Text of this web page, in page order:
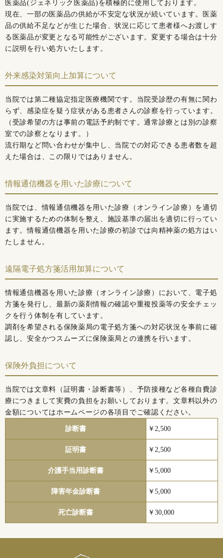
医薬品(ジェネリック医薬品)を積極的に使用しております。
現在、一部の医薬品の供給が不安定な状況が続いています。医薬
品の供給不足などが生じた場合、状況に応じて患者様へお渡しす
る医薬品が変更となる可能性がございます。変更する場合は十分
に説明を行い処方いたします。
外来感染対策向上加算について
当院では第二種協定指定医療機関です。当院受診歴の有無に関わ
らず、感染症を疑う症状がある患者さんの診察を行っています。
（受診希望の方は事前の電話予約制です。通常診療とは別の診察
室での診察となります。）
流行期など問い合わせが集中し、当院での対応できる患者数を超
えた場合は、この限りではありません。
情報通信機器を用いた診療について
当院では、情報通信機器を用いた診療（オンライン診療）を適切
に実施するための体制を整え、施設基準の届出を適切に行ってい
ます。情報通信機器を用いた診療の初診では向精神薬の処方はい
たしません。
遠隔電子処方箋活用加算について
情報通信機器を用いた診療（オンライン診療）において、電子処
方箋を発行し、最新の薬剤情報の確認や重複投薬等の安全チェッ
クを行う体制を有しています。
調剤を希望される保険薬局の電子処方箋への対応状況を事前に確
認し、安全かつスムーズに保険薬局との連携を行います。
保険外負担について
当院では文章料（証明書・診断書等）、予防接種など各種自費診
療につきまして実費の負担をお願いしております。文章料以外の
金額についてはホームページの各項目でご確認ください。
診断書 ￥2,500
証明書 ￥2,500
介護手当用診断書 ￥5,000
障害年金診断書 ￥5,000
死亡診断書 ￥30,000